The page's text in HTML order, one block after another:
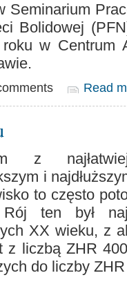
Seminarium
Bolidowej
w Centrum
Read
z
i
to często
ten był
XX wieku, z
z liczbą ZHR
do liczby